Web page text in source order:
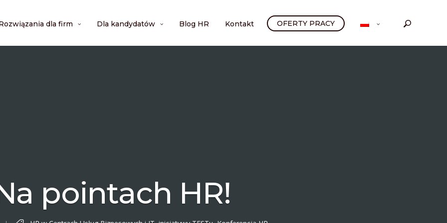
dla firm Dla kandydatów Blog HR Kontakt OFERTY PRACY
pointach HR!